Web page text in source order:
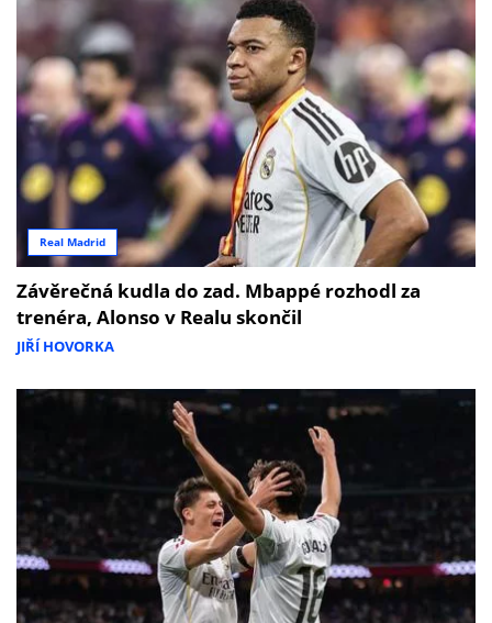
Real Madrid
Závěrečná kudla do zad. Mbappé rozhodl za
trenéra, Alonso v Realu skončil
JIŘÍ HOVORKA